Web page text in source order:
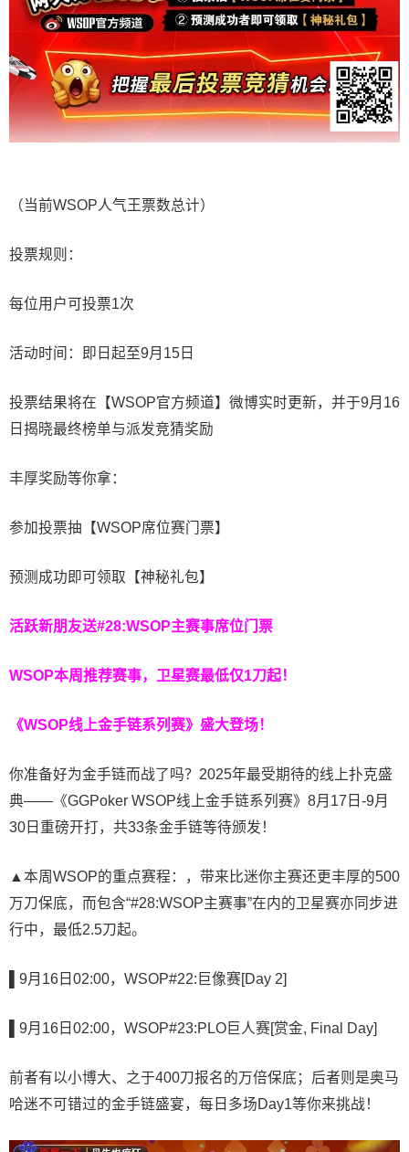
（当前WSOP人气王票数总计）
投票规则：
每位用户可投票1次
活动时间：即日起至9月15日
投票结果将在【WSOP官方频道】微博实时更新，并于9月16
日揭晓最终榜单与派发竞猜奖励
丰厚奖励等你拿：
参加投票抽【WSOP席位赛门票】
预测成功即可领取【神秘礼包】
活跃新朋友送#28:WSOP主赛事席位门票
WSOP本周推荐赛事，卫星赛最低仅1刀起！
《WSOP线上金手链系列赛》 盛大登场！
你准备好为金手链而战了吗？2025年最受期待的线上扑克盛
典——《GGPoker WSOP线上金手链系列赛》8月17日-9月
30日重磅开打，共33条金手链等待颁发！
▲本周WSOP的重点赛程：，带来比迷你主赛还更丰厚的500
万刀保底，而包含“#28:WSOP主赛事”在内的卫星赛亦同步进
行中，最低2.5刀起。
▌9月16日02:00，WSOP#22:巨像赛[Day 2]
▌9月16日02:00，WSOP#23:PLO巨人赛[赏金, Final Day]
前者有以小博大、之于400刀报名的万倍保底；后者则是奥马
哈迷不可错过的金手链盛宴，每日多场Day1等你来挑战！